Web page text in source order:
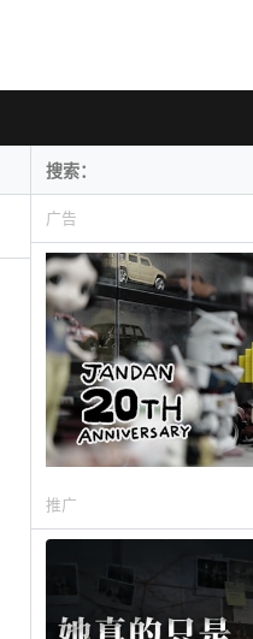
广告
推广